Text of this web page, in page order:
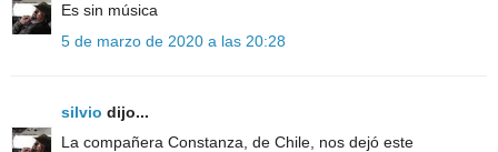
Es sin música
5 de marzo de 2020 a las 20:28
silvio dijo...
La compañera Constanza, de Chile, nos dejó este